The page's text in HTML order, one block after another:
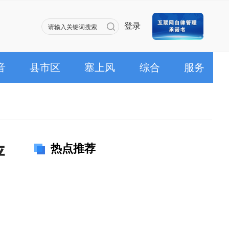
登录
县市区 塞上风 综合 服务
热点推荐